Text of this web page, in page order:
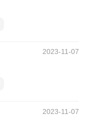
2023-11-07
2023-11-07